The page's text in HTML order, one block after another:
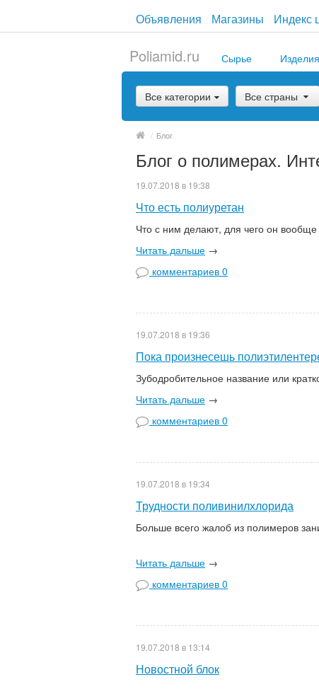
Объявления Магазины Индекс
Poliamid.ru Сырье Изделия
Все категории Все страны
/ Блог
Блог о полимерах.
19.07.2018 в 19:38
Что есть полиуретан
Что с ним делают, для
Читать дальше →
комментариев 0
19.07.2018 в 19:36
Пока произнесешь
Зубодробительное
Читать дальше →
комментариев 0
19.07.2018 в 19:34
Трудности поливинилхлорида
Больше всего жалоб из полимеров
Читать дальше →
комментариев 0
19.07.2018 в 13:14
Новостной блок